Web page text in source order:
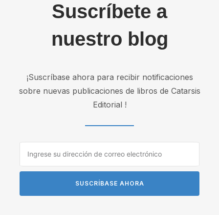
Suscríbete a
nuestro blog
¡Suscríbase ahora para recibir notificaciones
sobre nuevas publicaciones de libros de Catarsis
Editorial !
SUSCRÍBASE AHORA